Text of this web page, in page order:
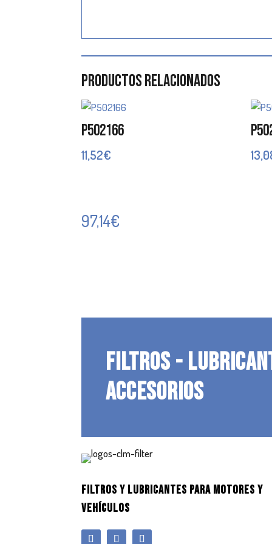
Productos relacionados
P502166
11,52€
97,14€
FILTROS -
ACCESORIOS
FILTROS Y LUBRICANTES PARA MOTORES Y
VEHÍCULOS